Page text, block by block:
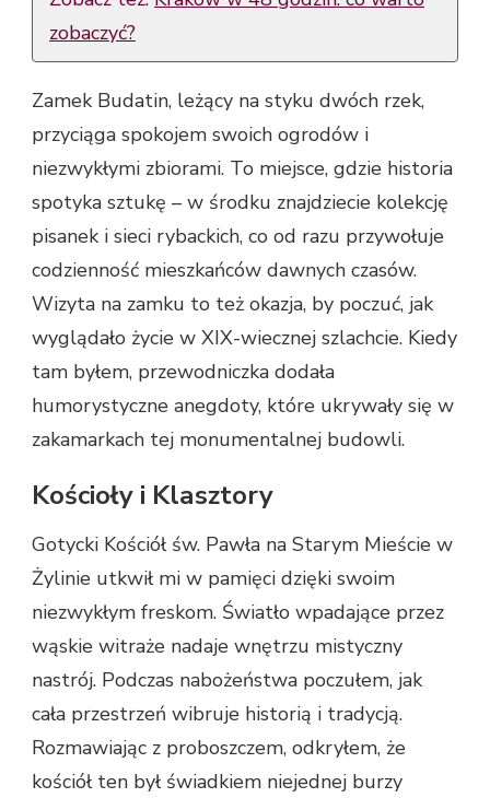
zobaczyć?
Zamek Budatin, leżący na styku dwóch rzek,
przyciąga spokojem swoich ogrodów i
niezwykłymi zbiorami. To miejsce, gdzie historia
spotyka sztukę – w środku znajdziecie kolekcję
pisanek i sieci rybackich, co od razu przywołuje
codzienność mieszkańców dawnych czasów.
Wizyta na zamku to też okazja, by poczuć, jak
wyglądało życie w XIX-wiecznej szlachcie. Kiedy
tam byłem, przewodniczka dodała
humorystyczne anegdoty, które ukrywały się w
zakamarkach tej monumentalnej budowli.
Kościoły i Klasztory
Gotycki Kościół św. Pawła na Starym Mieście w
Żylinie utkwił mi w pamięci dzięki swoim
niezwykłym freskom. Światło wpadające przez
wąskie witraże nadaje wnętrzu mistyczny
nastrój. Podczas nabożeństwa poczułem, jak
cała przestrzeń wibruje historią i tradycją.
Rozmawiając z proboszczem, odkryłem, że
kościół ten był świadkiem niejednej burzy